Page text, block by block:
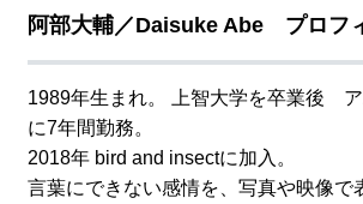
阿部大輔／Daisuke Abe プロフ
1989年生まれ。 上智大学を卒業後
に7年間勤務。
2018年 bird and insectに加入。
言葉にできない感情を、写真や映像で